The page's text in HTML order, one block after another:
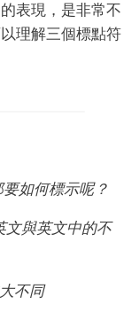
表現，是非常不
理解三個標點符
如何標示呢？
文與英文中的不
不同